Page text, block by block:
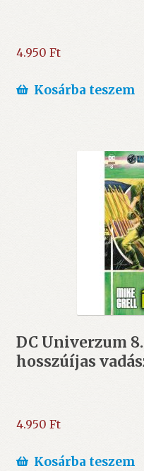
4.950 Ft
Kosárba teszem
DC Univerzum
hosszúíjas
4.950 Ft
Kosárba teszem